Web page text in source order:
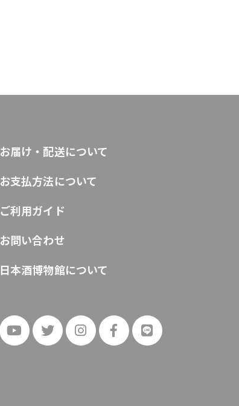
お届け・配送について
お支払方法について
ご利用ガイド
お問い合わせ
日本酒博物館について